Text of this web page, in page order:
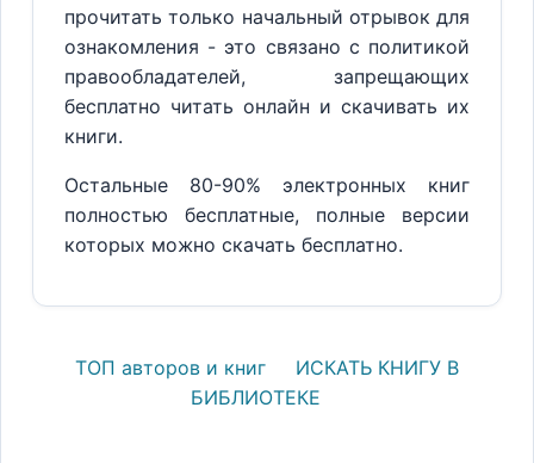
прочитать только начальный отрывок для
ознакомления - это связано с политикой
правообладателей, запрещающих
бесплатно читать онлайн и скачивать их
книги.
Остальные 80-90% электронных книг
полностью бесплатные, полные версии
которых можно скачать бесплатно.
ТОП авторов и книг
ИСКАТЬ КНИГУ В
БИБЛИОТЕКЕ